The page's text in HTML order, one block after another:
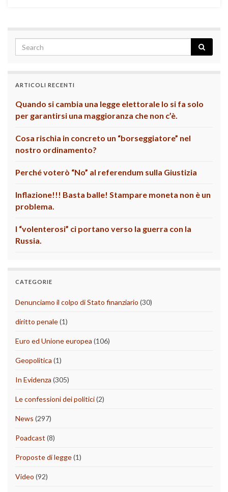
ARTICOLI RECENTI
Quando si cambia una legge elettorale lo si fa solo
per garantirsi una maggioranza che non c’è.
Cosa rischia in concreto un “borseggiatore” nel
nostro ordinamento?
Perché voterò “No” al referendum sulla Giustizia
Inflazione!!! Basta balle! Stampare moneta non è un
problema.
I “volenterosi” ci portano verso la guerra con la
Russia.
CATEGORIE
Denunciamo il colpo di Stato finanziario (30)
diritto penale(1)
Euro ed Unione europea (106)
Geopolitica (1)
In Evidenza (305)
Le confessioni dei politici(2)
News (297)
Poadcast (8)
Proposte di legge(1)
Video (92)